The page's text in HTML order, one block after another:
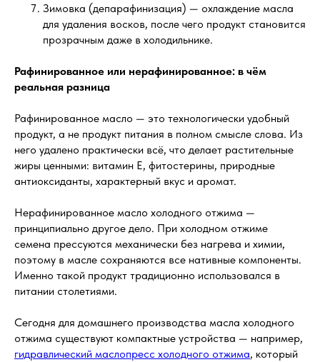
Зимовка (депарафинизация) — охлаждение масла
для удаления восков, после чего продукт становится
прозрачным даже в холодильнике.
Рафинированное или нерафинированное: в чём
реальная разница
Рафинированное масло — это технологически удобный
продукт, а не продукт питания в полном смысле слова. Из
него удалено практически всё, что делает растительные
жиры ценными: витамин E, фитостерины, природные
антиоксиданты, характерный вкус и аромат.
Нерафинированное масло холодного отжима —
принципиально другое дело. При холодном отжиме
семена прессуются механически без нагрева и химии,
поэтому в масле сохраняются все нативные компоненты.
Именно такой продукт традиционно использовался в
питании столетиями.
Сегодня для домашнего производства масла холодного
отжима существуют компактные устройства — например,
гидравлический маслопресс холодного отжима, который